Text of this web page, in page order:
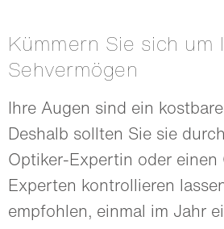
Kümmern Sie sich um Ihr
Sehvermögen
Ihre Augen sind ein
Deshalb sollten Sie sie
Optiker-Expertin oder einen
Experten kontrollieren
empfohlen, einmal im Jahr